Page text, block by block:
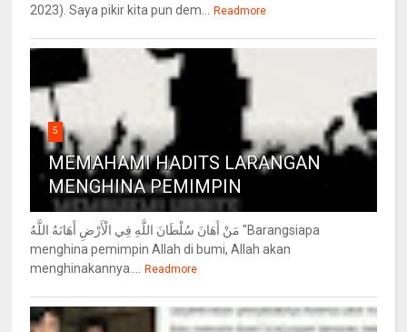
2023). Saya pikir kita pun dem... Readmore
5
MEMAHAMI HADITS LARANGAN
MENGHINA PEMIMPIN
مَنْ أَهَانَ سُلْطَانَ اللَّهِ فِي الْأَرْضِ أَهَانَهُ اللَّهُ "Barangsiapa
menghina pemimpin Allah di bumi, Allah akan
menghinakannya.... Readmore